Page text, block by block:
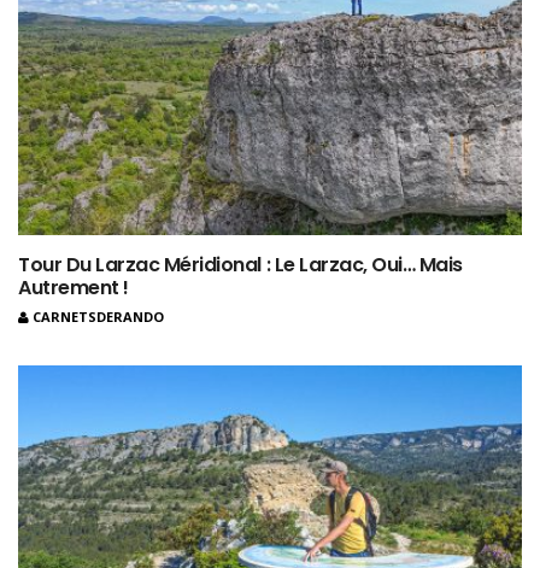
Tour Du Larzac Méridional : Le Larzac, Oui… Mais
Autrement !
CARNETSDERANDO